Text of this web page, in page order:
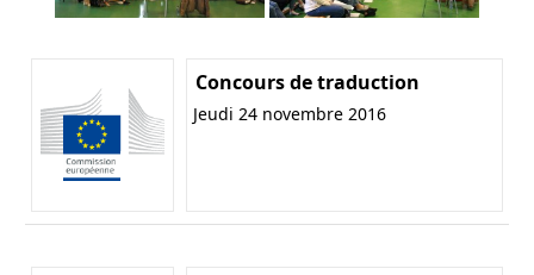
Concours de traduction
Jeudi 24 novembre 2016